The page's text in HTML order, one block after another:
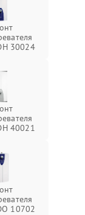
30024
40021
10702